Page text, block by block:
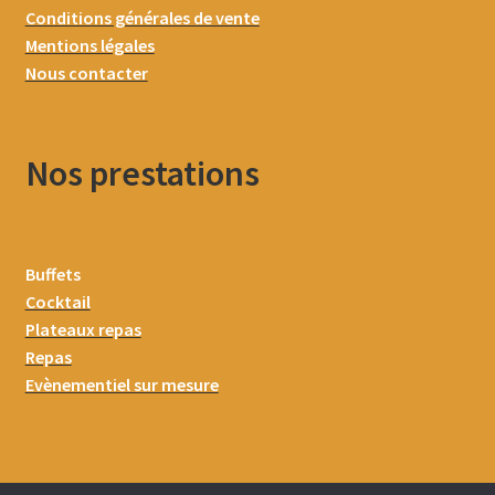
Conditions générales de vente
Mentions légales
Nous contacter
Nos prestations
Buffets
Cocktail
Plateaux repas
Repas
Evènementiel sur mesure